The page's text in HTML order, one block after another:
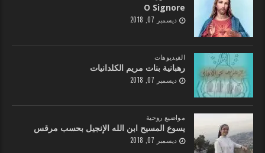
O Signore
ديسمبر 07, 2018
الفيديوهات
رهبانية بنات مريم الكلدانيات
ديسمبر 07, 2018
مواضيع روحية
يسوع المسيح ابن الله الإنجيل بحسب مرقس
ديسمبر 07, 2018